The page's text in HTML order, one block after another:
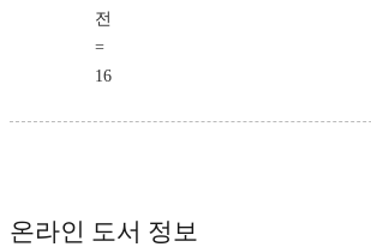
전
=
16
온라인 도서 정보